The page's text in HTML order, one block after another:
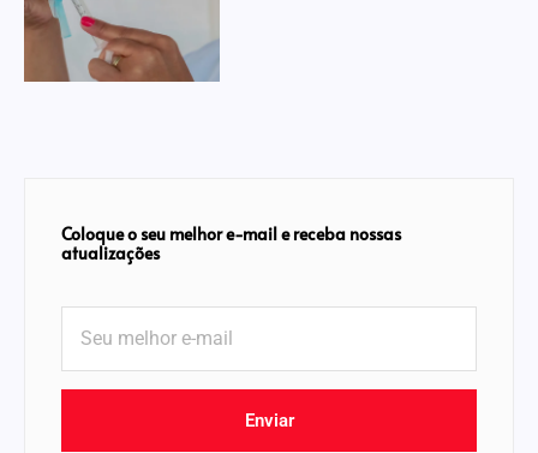
Coloque o seu melhor e-mail e receba nossas
atualizações
Enviar